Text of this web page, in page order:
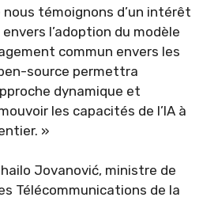
nous témoignons d’un intérêt
l’adoption du modèle
commun envers les
source permettra
dynamique et
les capacités de l’IA à
»
Jovanović, ministre de
Télécommunications de la